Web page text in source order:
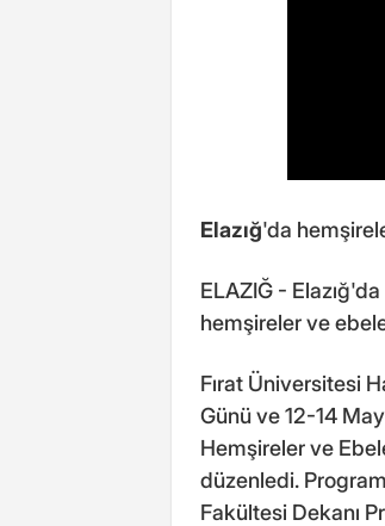
Elazığ'da
ELAZIĞ -
hemşireler ve
Fırat Üniversitesi
Günü ve 12-14
Hemşireler ve
düzenledi.
Fakültesi Dekanı